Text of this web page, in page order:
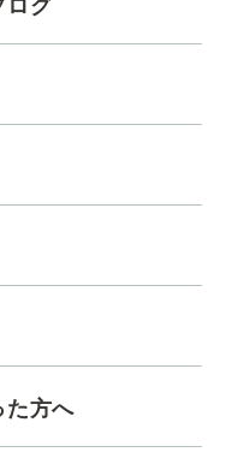
ログ
た方へ